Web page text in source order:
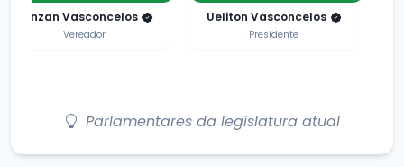
Pedro Alves
Vice-Presidente
Josileide Oliveira Matos
1º Secretário
Parlamentares da legislatura atual